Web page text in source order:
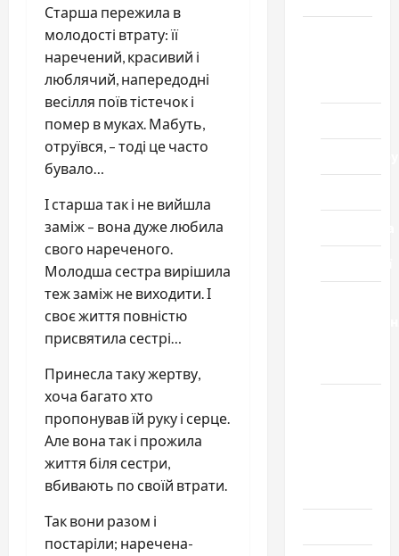
Старша пережила в
молодості втрату: її
наречений, красивий і
люблячий, напередодні
весілля поїв тістечок і
помер в муках. Мабуть,
отруївся, – тоді це часто
бувало…
І старша так і не вийшла
заміж – вона дуже любила
свого нареченого.
Молодша сестра вирішила
теж заміж не виходити. І
своє життя повністю
присвятила сестрі…
Принесла таку жертву,
хоча багато хто
пропонував їй руку і серце.
Але вона так і прожила
життя біля сестри,
вбивають по своїй втрати.
Так вони разом і
постаріли; наречена-